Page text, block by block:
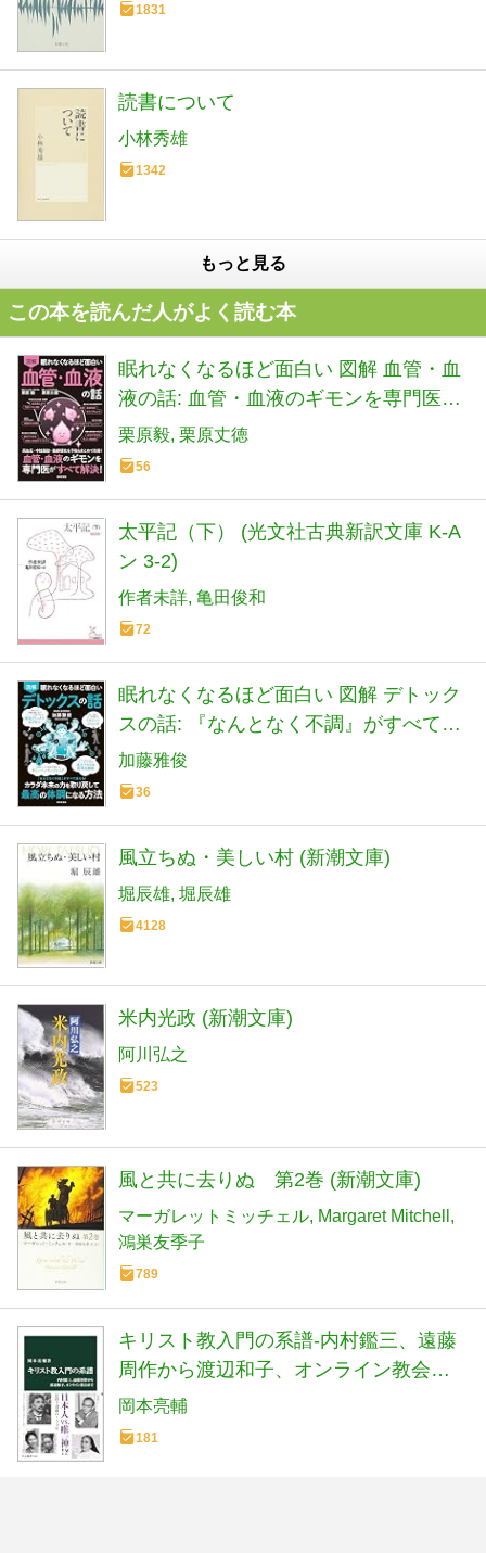
1831
読書について
小林秀雄
1342
もっと見る
この本を読んだ人がよく読む本
眠れなくなるほど面白い 図解 血管・血
液の話: 血管・血液のギモンを専門医が
すべて解決!
栗原毅 栗原丈徳
56
太平記（下） (光文社古典新訳文庫 K-A
ン 3-2)
作者未詳 亀田俊和
72
眠れなくなるほど面白い 図解 デトック
スの話: 『なんとなく不調』がすべて消
える! カラダ本来の力を取り戻して 最高
の体調になる方法
加藤雅俊
36
風立ちぬ・美しい村 (新潮文庫)
堀辰雄 堀辰雄
4128
米内光政 (新潮文庫)
阿川弘之
523
風と共に去りぬ 第2巻 (新潮文庫)
マーガレットミッチェル Margaret Mitchell
鴻巣友季子
789
キリスト教入門の系譜-内村鑑三、遠藤
周作から渡辺和子、オンライン教会ま
で (中公新書 2893)
岡本亮輔
181